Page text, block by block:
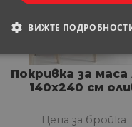
Покривка за
140х240 см
Цена за бройка
ВИЖТЕ
СТАТИСТИЧЕСКИ